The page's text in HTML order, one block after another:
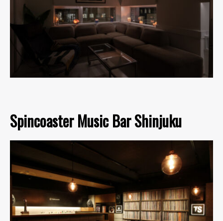
Spincoaster Music Bar Shinjuku